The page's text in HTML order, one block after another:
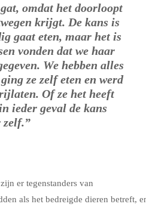
omdat het doorloopt
krijgt. De kans is
gaat eten, maar het is
vonden dat we haar
We hebben alles
ze zelf eten en werd
Of ze het heeft
ieder geval de kans
zelf.”
er tegenstanders van
als het bedreigde dieren betreft,